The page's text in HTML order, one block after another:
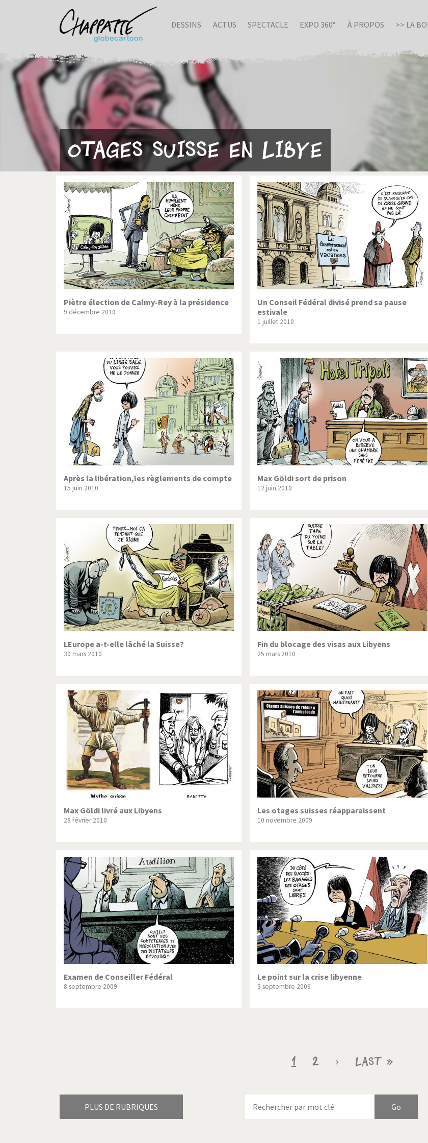
DESSINS ACTUS SPECTACLE EXPO 360° À PROPOS >> LA
Otages suisse en Libye
Piètre élection de Calmy-Rey à la présidence
9 décembre 2010
Un Conseil Fédéral divisé prend sa pause
estivale
1 juillet 2010
Après la libération,les règlements de compte
15 juin 2010
Max Göldi sort de prison
12 juin 2010
LEurope a-t-elle lâché la Suisse?
30 mars 2010
Fin du blocage des visas aux Libyens
25 mars 2010
Max Göldi livré aux Libyens
28 février 2010
Les otages suisses réapparaissent
10 novembre 2009
Examen de Conseiller Fédéral
8 septembre 2009
Le point sur la crise libyenne
3 septembre 2009
Page
1 Page
2
Page
›
Dernière
Last »
PLUS DE RUBRIQUES